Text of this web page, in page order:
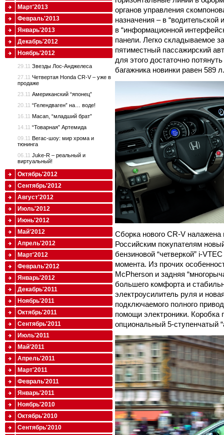
органов управления
назначения – в
в “информационной
панели. Легко складываемое
пятиместный пассажирский
для этого достаточно
багажника новинки равен 589
Сборка нового CR-V
Российским покупателям
бензиновой “четверкой” i-
момента. Из прочих
McPherson и задняя
большего комфорта и
электроусилитель руля и
подключаемого полного
помощи электроники. Коробка
опциональный 5-ступенчатый
Март'2013
Февраль'2013
Январь'2013
Декабрь'2012
Ноябрь'2012
29.11 Звезды Лос-Анджелеса
27.11 Четвертая Honda CR-V – уже в
продаже
23.11 Американский “японец”
20.11 “Гелендваген” на… воде!
16.11 Macan, “младший брат”
14.11 “Товарная” Артемида
09.11 Вегас-шоу: мир хрома и
тюнинга
06.11 Juke-R – реальный и
виртуальный!
Октябрь'2012
Сентябрь'2012
Август'2012
Июль'2012
Июнь'2012
Май'2012
Апрель'2012
Март'2012
Февраль'2012
Январь'2012
Декабрь'2011
Ноябрь'2011
Октябрь'2011
Сентябрь'2011
Июль'2011
Май'2011
Апрель'2011
Март'2011
Февраль'2011
Январь'2011
Ноябрь'2010
Октябрь'2010
Сентябрь'2010